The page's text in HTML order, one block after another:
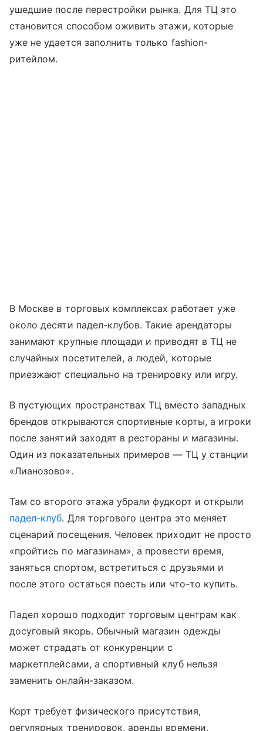
ушедшие после перестройки рынка. Для ТЦ это
становится способом оживить этажи, которые
уже не удается заполнить только fashion-
ритейлом.
В Москве в торговых комплексах работает уже
около десяти падел-клубов. Такие арендаторы
занимают крупные площади и приводят в ТЦ не
случайных посетителей, а людей, которые
приезжают специально на тренировку или игру.
В пустующих пространствах ТЦ вместо западных
брендов открываются спортивные корты, а игроки
после занятий заходят в рестораны и магазины.
Один из показательных примеров — ТЦ у станции
«Лианозово».
Там со второго этажа убрали фудкорт и открыли
падел-клуб. Для торгового центра это меняет
сценарий посещения. Человек приходит не просто
«пройтись по магазинам», а провести время,
заняться спортом, встретиться с друзьями и
после этого остаться поесть или что-то купить.
Падел хорошо подходит торговым центрам как
досуговый якорь. Обычный магазин одежды
может страдать от конкуренции с
маркетплейсами, а спортивный клуб нельзя
заменить онлайн-заказом.
Корт требует физического присутствия,
регулярных тренировок, аренды времени,